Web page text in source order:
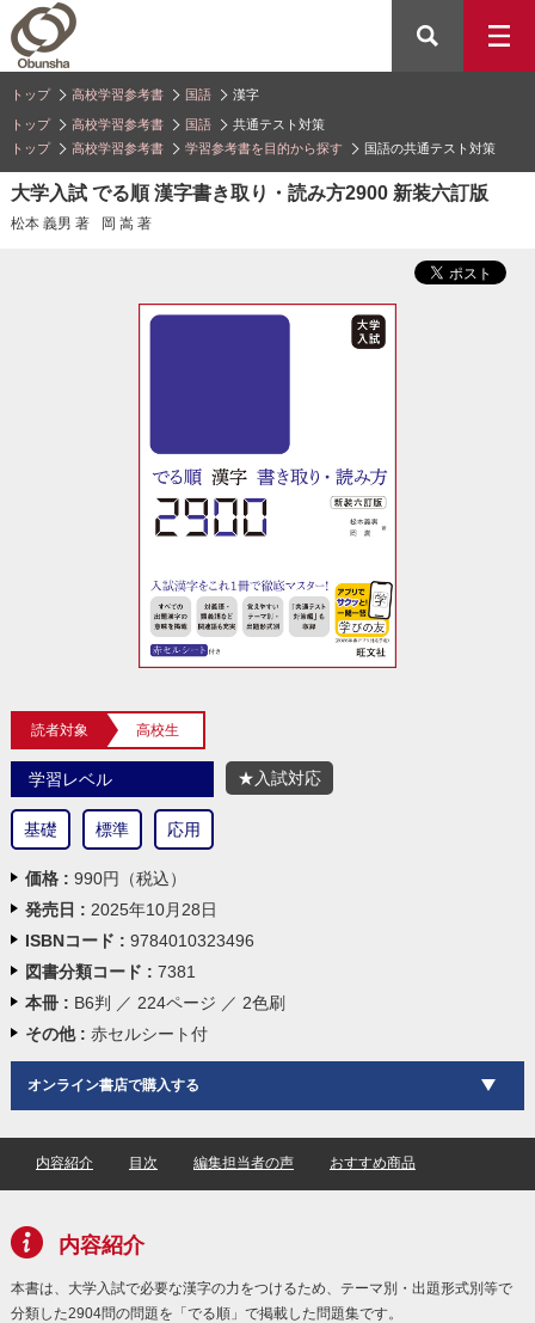
トップ 高校学習参考書 国語 漢字
トップ 高校学習参考書 国語
共通テスト対策
トップ
高校学習参考書 学習参考書を目的から探す 国語の共通テスト対策
大学入試 でる順 漢字書き取り・読み方2900 新装六訂版
松本 義男 著 岡 嵩 著
読者対象 高校生
学習レベル
基礎 標準 応用
★入試対応
価格 : 990円（税込）
発売日 : 2025年10月28日
ISBNコード : 9784010323496
図書分類コード : 7381
本冊 : B6判 ／ 224ページ ／ 2色刷
その他 : 赤セルシート付
オンライン書店で購入する
内容紹介 目次 編集担当者の声 おすすめ商品
内容紹介
本書は、大学入試で必要な漢字の力をつけるため、テーマ別・出題形式別等で
分類した2904問の問題を「でる順」で掲載した問題集です。